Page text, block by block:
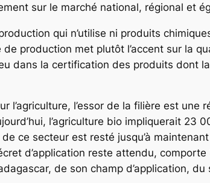
sur le marché national, régional et
qui n’utilise ni produits
production met plutôt l’accent sur la
dans la certification des produits dont
l’agriculture, l’essor de la filière est
l’agriculture bio impliquerait 23
ce secteur est resté jusqu’à
d’application reste attendu,
de son champ d’application,